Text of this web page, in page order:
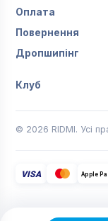
Оплата
Повернення
Дропшипінг
Клуб
© 2026 RIDMI. Усі
VISA Apple